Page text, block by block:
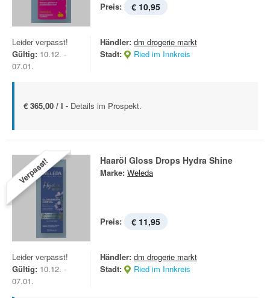
Preis: € 10,95
Leider verpasst!
Gültig: 10.12. -
07.01.
Händler: dm drogerie markt
Stadt:
Ried im Innkreis
€ 365,00 / l - Details im Prospekt.
Verpasst! Haaröl Gloss Drops Hydra Shine
Marke: Weleda
Preis: € 11,95
Leider verpasst!
Gültig: 10.12. -
07.01.
Händler: dm drogerie markt
Stadt:
Ried im Innkreis